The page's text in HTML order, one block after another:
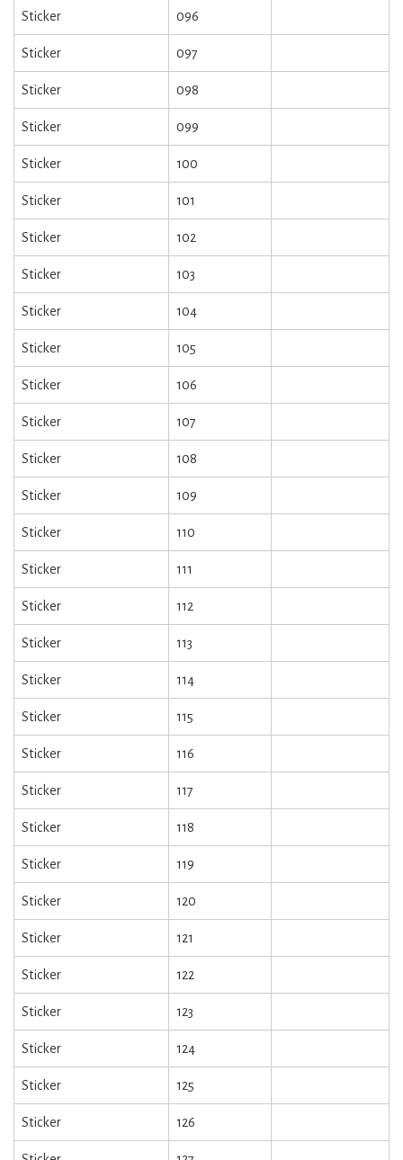
Sticker 096
Sticker 097
Sticker 098
Sticker 099
Sticker 100
Sticker 101
Sticker 102
Sticker 103
Sticker 104
Sticker 105
Sticker 106
Sticker 107
Sticker 108
Sticker 109
Sticker 110
Sticker 111
Sticker 112
Sticker 113
Sticker 114
Sticker 115
Sticker 116
Sticker 117
Sticker 118
Sticker 119
Sticker 120
Sticker 121
Sticker 122
Sticker 123
Sticker 124
Sticker 125
Sticker 126